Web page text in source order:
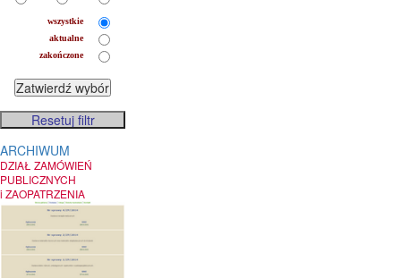
wszystkie
aktualne
zakończone
ARCHIWUM
DZIAŁ ZAMÓWIEŃ
PUBLICZNYCH
i ZAOPATRZENIA